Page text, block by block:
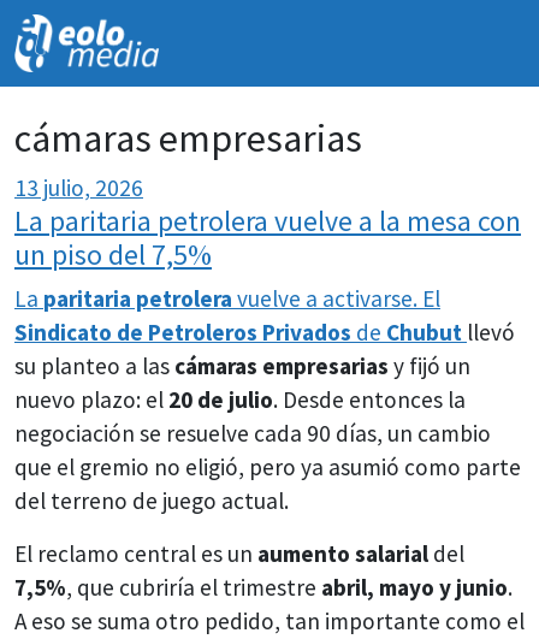
cámaras empresarias
13 julio, 2026
La paritaria petrolera vuelve a la mesa con
un piso del 7,5%
La paritaria petrolera vuelve a activarse. El
Sindicato de Petroleros Privados de Chubut llevó
su planteo a las cámaras empresarias y fijó un
nuevo plazo: el 20 de julio. Desde entonces la
negociación se resuelve cada 90 días, un cambio
que el gremio no eligió, pero ya asumió como parte
del terreno de juego actual.
El reclamo central es un aumento salarial del
7,5%, que cubriría el trimestre abril, mayo y junio.
A eso se suma otro pedido, tan importante como el